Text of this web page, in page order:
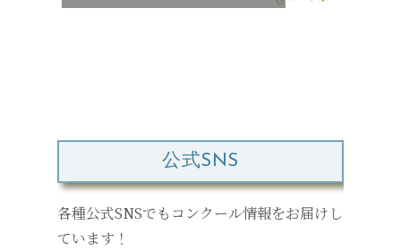
公式SNS
各種公式SNSでもコンクール情報をお届けし
ています！